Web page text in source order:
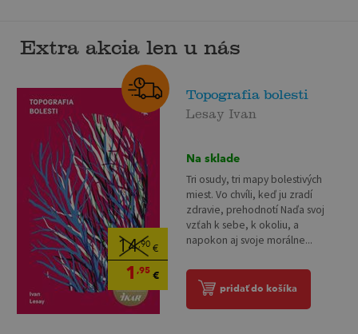
Extra akcia len u nás
14,90 €
1 ,95 €
Topografia bolesti
Lesay Ivan
Na sklade
Tri osudy, tri mapy bolestivých
miest. Vo chvíli, keď ju zradí
zdravie, prehodnotí Naďa svoj
vzťah k sebe, k okoliu, a
napokon aj svoje morálne...
pridať do košíka